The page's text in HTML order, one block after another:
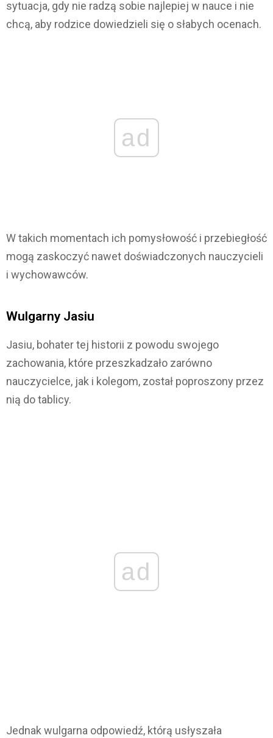
sytuacja, gdy nie radzą sobie najlepiej w nauce i nie
chcą, aby rodzice dowiedzieli się o słabych ocenach.
ad
W takich momentach ich pomysłowość i przebiegłość
mogą zaskoczyć nawet doświadczonych nauczycieli
i wychowawców.
Wulgarny Jasiu
Jasiu, bohater tej historii z powodu swojego
zachowania, które przeszkadzało zarówno
nauczycielce, jak i kolegom, został poproszony przez
nią do tablicy.
ad
Jednak wulgarna odpowiedź, którą usłyszała